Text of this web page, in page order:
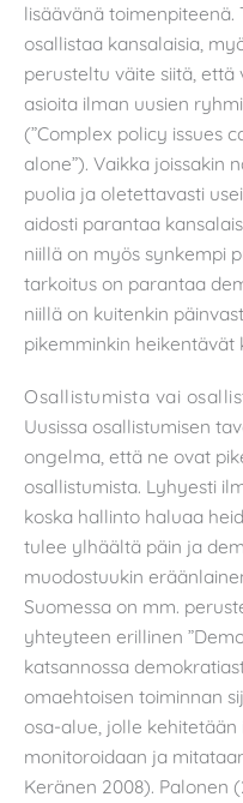
lisäävänä toimenpiteenä.
osallistaa kansalaisia,
perusteltu väite siitä,
asioita ilman uusien
(”Complex policy issues
alone”). Vaikka joissakin
puolia ja oletettavasti
aidosti parantaa
niillä on myös synkempi
tarkoitus on parantaa
niillä on kuitenkin
pikemminkin
Osallistumista vai
Uusissa osallistumisen
ongelma, että ne ovat
osallistumista. Lyhyesti
koska hallinto haluaa
tulee ylhäältä päin ja
muodostuukin
Suomessa on mm.
yhteyteen erillinen
katsannossa
omaehtoisen toiminnan
osa-alue, jolle
monitoroidaan ja
Keränen 2008). Palonen